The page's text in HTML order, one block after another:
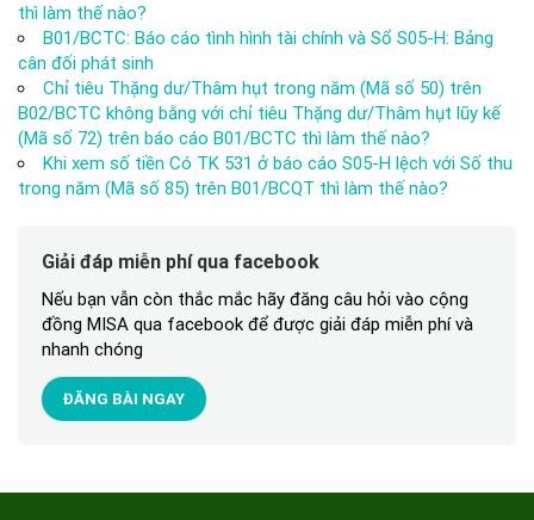
thì làm thế nào?
B01/BCTC: Báo cáo tình hình tài chính và Sổ S05-H: Bảng
cân đối phát sinh
Chỉ tiêu Thặng dư/Thâm hụt trong năm (Mã số 50) trên
B02/BCTC không bằng với chỉ tiêu Thặng dư/Thâm hụt lũy kế
(Mã số 72) trên báo cáo B01/BCTC thì làm thế nào?
Khi xem số tiền Có TK 531 ở báo cáo S05-H lệch với Số thu
trong năm (Mã số 85) trên B01/BCQT thì làm thế nào?
Giải đáp miễn phí qua facebook
Nếu bạn vẫn còn thắc mắc hãy đăng câu hỏi vào cộng
đồng MISA qua facebook để được giải đáp miễn phí và
nhanh chóng
ĐĂNG BÀI NGAY